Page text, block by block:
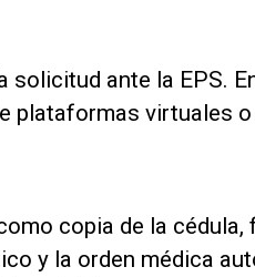
solicitud ante la EPS.
plataformas virtuales
copia de la cédula,
y la orden médica